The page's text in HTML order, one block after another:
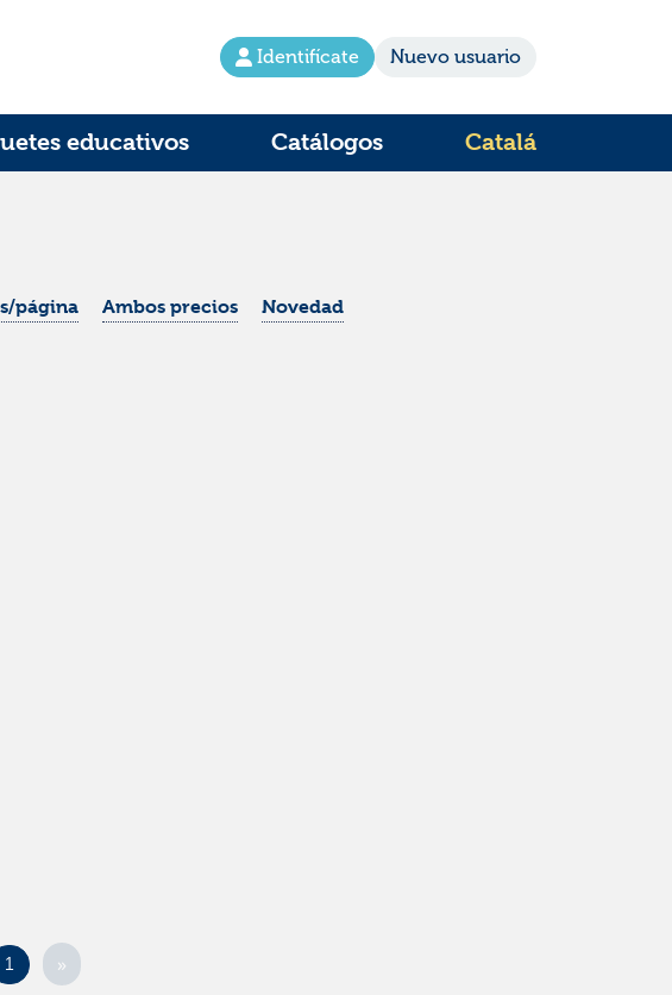
Identifícate Nuevo usuario
educativos Catálogos Catalá
página Ambos precios Novedad
1 »